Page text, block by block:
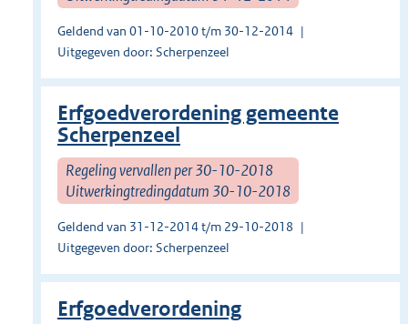
Geldend van 01-10-2010 t/m 30-12-2014
Uitgegeven door: Scherpenzeel
Erfgoedverordening gemeente
Scherpenzeel
Regeling vervallen per 30-10-2018
Uitwerkingtredingdatum 30-10-2018
Geldend van 31-12-2014 t/m 29-10-2018
Uitgegeven door: Scherpenzeel
Erfgoedverordening